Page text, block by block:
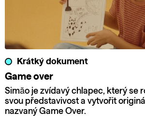
Krátký dokument
Game over
Simão je zvídavý chlapec, který se
svou představivost a vytvořit
nazvaný Game Over.